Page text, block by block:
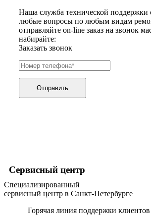
ибп
игровых приставок
игрушек
игрушек на радиоуправлении
imac
имитаторов верховой езды
инерционных массажеров
инфузионных насосов
ингаляторов
инкубаторов
интерактивных комплексов
интерфейсных модулей
инверторов
ионизаторов
ipad
Наша служба технической поддержки
любые вопросы по любым видам
отправляйте on-line заказ на звонок
набирайте:
Заказать звонок
Отправить
Сервисный центр
Специализированный
сервисный центр в Санкт-Петербурге
Горячая линия поддержки